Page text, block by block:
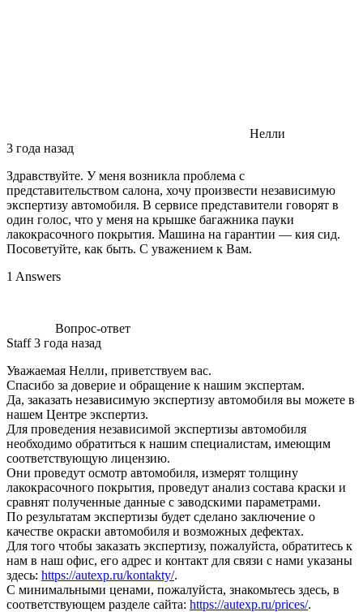
Нелли
3 года назад
Здравствуйте. У меня возникла проблема с
представительством салона, хочу произвести независимую
экспертизу автомобиля. В сервисе представители говорят в
один голос, что у меня на крышке багажника пауки
лакокрасочного покрытия. Машина на гарантии — кия сид.
Посоветуйте, как быть. С уважением к Вам.
1 Answers
Вопрос-ответ
Staff3 года назад
Уважаемая Нелли, приветствуем вас.
Спасибо за доверие и обращение к нашим экспертам.
Да, заказать независимую экспертизу автомобиля вы можете в
нашем Центре экспертиз.
Для проведения независимой экспертизы автомобиля
необходимо обратиться к нашим специалистам, имеющим
соответствующую лицензию.
Они проведут осмотр автомобиля, измерят толщину
лакокрасочного покрытия, проведут анализ состава краски и
сравнят полученные данные с заводскими параметрами.
По результатам экспертизы будет сделано заключение о
качестве окраски автомобиля и возможных дефектах.
Для того чтобы заказать экспертизу, пожалуйста, обратитесь к
нам в наш офис, его адрес и контакт для связи с нами указаны
здесь: https://autexp.ru/kontakty/.
С минимальными ценами, пожалуйста, знакомьтесь здесь, в
соответствующем разделе сайта: https://autexp.ru/prices/.